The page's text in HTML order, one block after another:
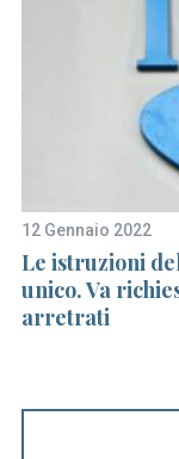
12 Gennaio 2022
Le istruzioni
unico. Va
arretrati